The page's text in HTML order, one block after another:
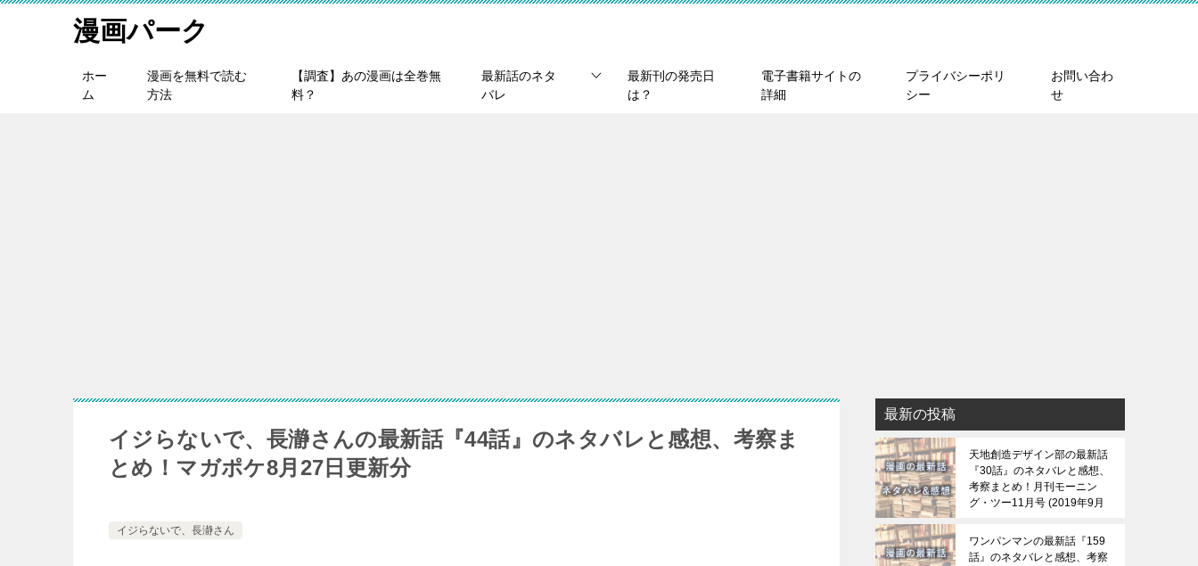
漫画パーク
ホー
ム
漫画を無料で読む
方法
【調査】あの漫画は全巻無
料？
最新話のネタ
バレ
最新刊の発売日
は？
電子書籍サイトの
詳細
プライバシーポリ
シー
お問い合わ
せ
イジらないで、長瀞さんの最新話『44話』のネタバレと感想、考察ま
とめ！マガポケ8月27日更新分
イジらないで、長瀞さん
最新の投稿
天地創造デザイン部の最新話
『30話』のネタバレと感想、
考察まとめ！月刊モーニン
グ・ツー11月号 2019年9月
ワンパンマンの最新話『159
話』のネタバレと感想、考察